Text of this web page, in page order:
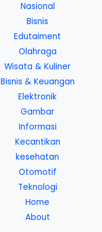
Nasional
Bisnis
Edutaiment
Olahraga
Wisata & Kuliner
Bisnis & Keuangan
Elektronik
Gambar
Informasi
Kecantikan
kesehatan
Otomotif
Teknologi
Home
About